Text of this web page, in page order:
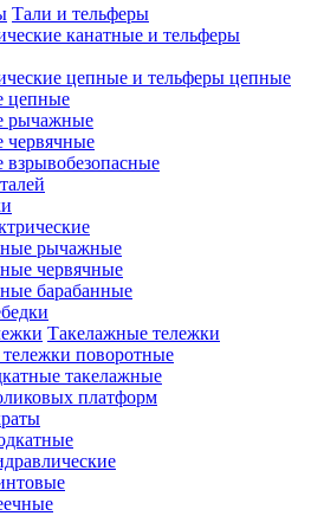
Тали и тельферы
канатные и тельферы
цепные и тельферы цепные
цепные
рычажные
червячные
рычажные
червячные
барабанные
Такелажные тележки
поворотные
такелажные
платформ